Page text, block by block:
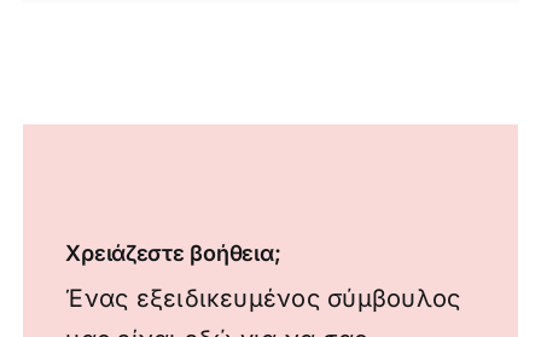
Χρειάζεστε βοήθεια;
Ένας εξειδικευμένος σύμβουλος